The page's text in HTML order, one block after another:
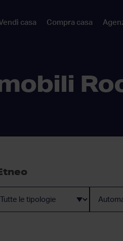
casa Compra casa